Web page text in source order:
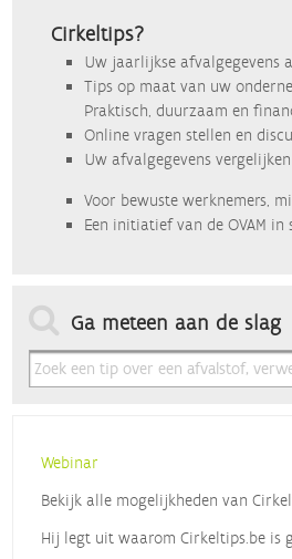
Cirkeltips?
Uw jaarlijkse afvalgegevens
Tips op maat van uw
Praktisch, duurzaam en
Online vragen stellen en
Uw afvalgegevens
Voor bewuste werknemers,
Een initiatief van de OVAM
Ga meteen aan de slag
Webinar
Bekijk alle mogelijkheden van
Hij legt uit waarom Cirkeltips.be is